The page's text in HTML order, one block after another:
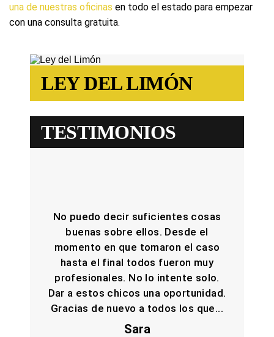
una de nuestras oficinas en todo el estado para empezar
con una consulta gratuita.
LEY DEL LIMÓN
TESTIMONIOS
No puedo decir suficientes cosas
buenas sobre ellos. Desde el
momento en que tomaron el caso
hasta el final todos fueron muy
profesionales. No lo intente solo.
Dar a estos chicos una oportunidad.
Gracias de nuevo a todos los que...
Sara